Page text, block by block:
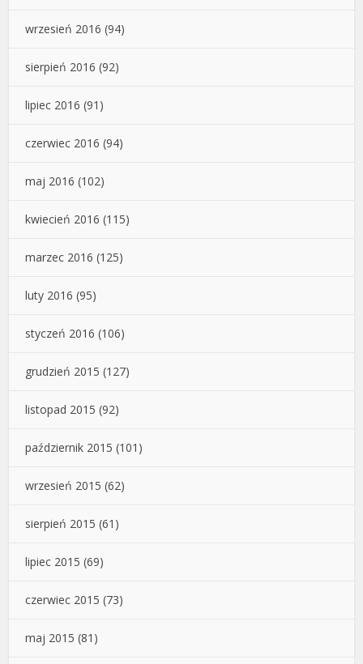
wrzesień 2016 (94)
sierpień 2016 (92)
lipiec 2016 (91)
czerwiec 2016 (94)
maj 2016 (102)
kwiecień 2016 (115)
marzec 2016 (125)
luty 2016 (95)
styczeń 2016 (106)
grudzień 2015 (127)
listopad 2015 (92)
październik 2015 (101)
wrzesień 2015 (62)
sierpień 2015 (61)
lipiec 2015 (69)
czerwiec 2015 (73)
maj 2015 (81)